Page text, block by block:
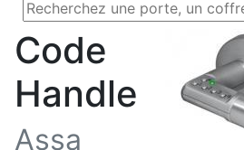
Code
Handle
Assa